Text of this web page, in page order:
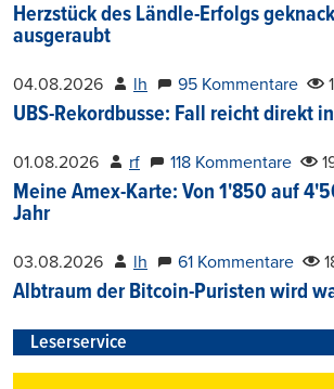
Herzstück des Ländle-Erfolgs
ausgeraubt
04.08.2026 lh 95 Kommentare
UBS-Rekordbusse: Fall reicht direkt
01.08.2026 rf 118 Kommentare
Meine Amex-Karte: Von 1'850 auf
Jahr
03.08.2026 lh 61 Kommentare
Albtraum der Bitcoin-Puristen wird
Leserservice